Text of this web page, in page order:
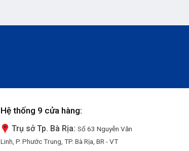
Hệ thống 9 cửa hàng:
Trụ sở Tp. Bà Rịa:Số 63 Nguyễn Văn
Linh, P. Phước Trung, TP. Bà Rịa, BR - VT